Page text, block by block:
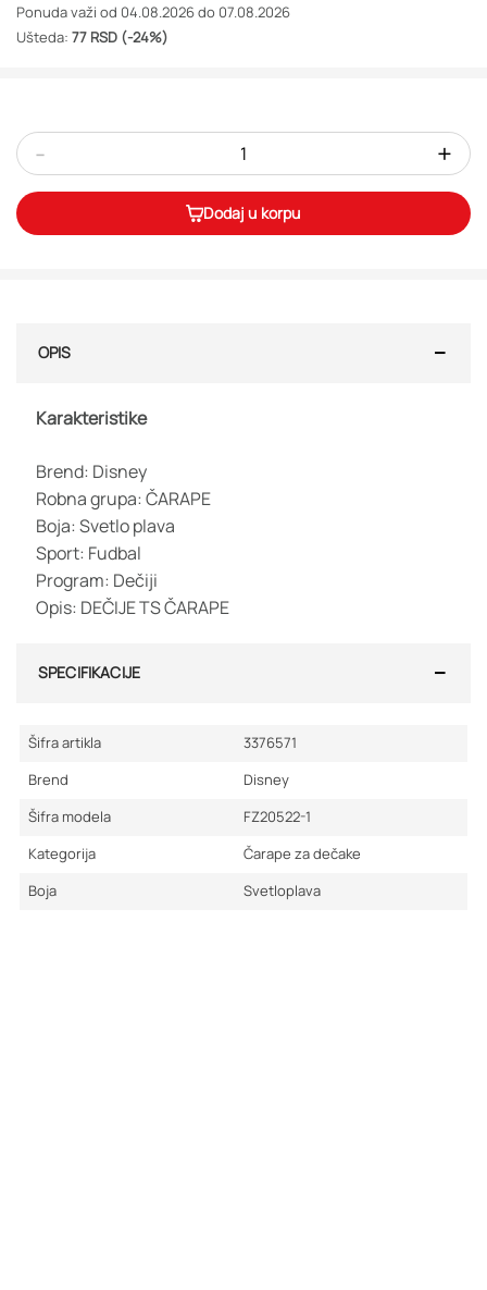
Ponuda važi od 04.08.2026 do 07.08.2026
Ušteda: 77 RSD (-24%)
- +
Dodaj u korpu
OPIS
Karakteristike
Brend: Disney
Robna grupa: ČARAPE
Boja: Svetlo plava
Sport: Fudbal
Program: Dečiji
Opis: DEČIJE TS ČARAPE
SPECIFIKACIJE
Šifra artikla
3376571
Brend
Disney
Šifra modela
FZ20522-1
Kategorija
Čarape za dečake
Boja
Svetloplava